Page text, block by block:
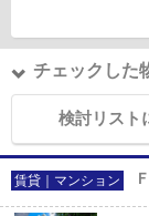
チェックした
検討リスト
賃貸｜マンション